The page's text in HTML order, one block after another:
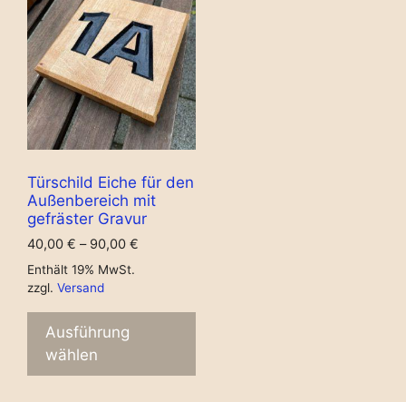
Türschild Eiche für den
Außenbereich mit
gefräster Gravur
40,00 € – 90,00 €
Enthält 19% MwSt.
zzgl. Versand
Ausführung
wählen